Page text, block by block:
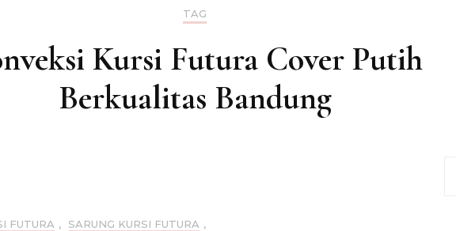
TAG
Kursi Futura Cover Putih
Berkualitas Bandung
FUTURA , SARUNG KURSI FUTURA ,